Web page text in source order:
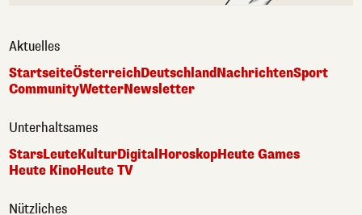
Aktuelles
StartseiteÖsterreichDeutschlandNachrichtenSport
CommunityWetterNewsletter
Unterhaltsames
StarsLeuteKulturDigitalHoroskopHeute Games
Heute KinoHeute TV
Nützliches